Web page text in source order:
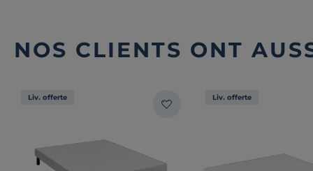
NOS CLIENTS ONT
Liv. offerte Liv. offerte